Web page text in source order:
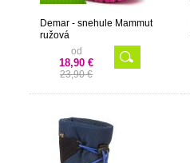
Demar - snehule Mammut
ružová
od
18,90 €
23,90 €